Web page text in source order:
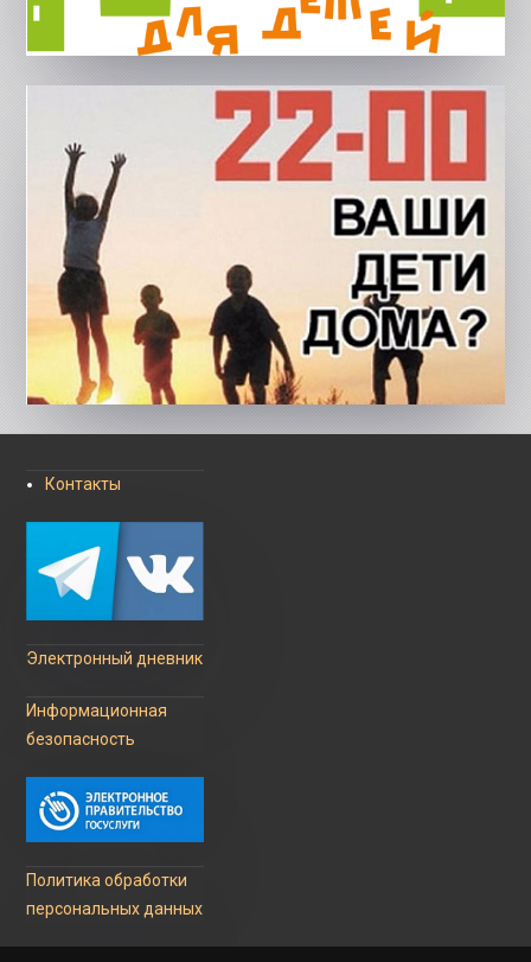
Контакты
Электронный дневник
Информационная
безопасность
Политика обработки
персональных данных